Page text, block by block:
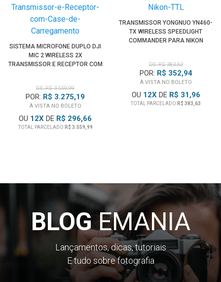
SISTEMA MICROFONE DUPLO DJI
MIC 2 WIRELESS 2X
TRANSMISSOR E RECEPTOR COM
DE: R$ 3.559,99
POR: R$ 3.275,19
À VISTA NO BOLETO
OU 12X DE R$ 296,66
TOTAL PARCELADO R$ 3.559,99
TRANSMISSOR YONGNUO YN460-
TX WIRELESS SPEEDLIGHT
COMMANDER PARA NIKON
DE: R$ 383,63
POR: R$ 352,94
À VISTA NO BOLETO
OU 12XDE R$ 31,96
TOTAL PARCELADO R$ 383,63
BLOGEMANIA
Lançamentos, dicas, tutoriais
E tudo sobre fotografia